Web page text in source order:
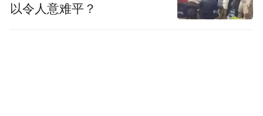
以令人意难平？